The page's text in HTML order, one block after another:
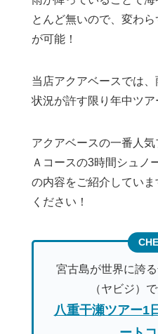
とんど無いので、変わ
が可能！
当店アクアベースでは
状況が許す限り年中ツア
アクアベースの一番人気
Ａコースの3時間シュノ
の内容をご紹介してい
ください！
宮古島が世界に誇
（ヤビジ）
八重干瀬ツアー1